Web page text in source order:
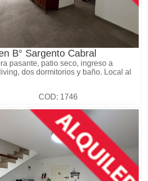
B° Sargento Cabral
pasante, patio seco, ingreso a
dos dormitorios y baño. Local al
COD: 1746